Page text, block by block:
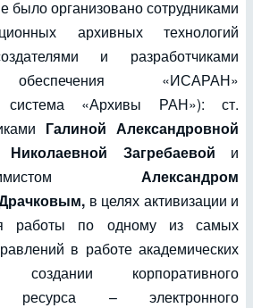
было организовано сотрудниками
архивных технологий
и разработчиками
обеспечения «ИСАРАН»
система «Архивы РАН»): ст.
Галиной Александровной
Загребаевой и
Александром
в целях активизации и
работы по одному из самых
в работе академических
корпоративного
ресурса – электронного